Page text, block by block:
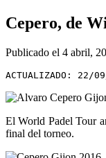
Cepero, de
Publicado el 4 abril,
ACTUALIZADO: 22/
El World Padel Tour
final del torneo.